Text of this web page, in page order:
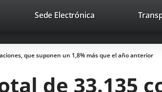
con nosotros Contacto
Enlace
una
Sede ElectrónicaEnlace
aplicación
externa.
que suponen un 1,8% más que el año anterior
de 33.135